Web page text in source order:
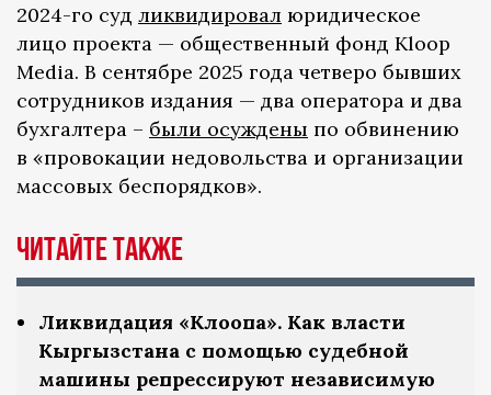
2024-го суд ликвидировал юридическое
лицо проекта — общественный фонд Kloop
Media. В сентябре 2025 года четверо бывших
сотрудников издания — два оператора и два
бухгалтера – были осуждены по обвинению
в «провокации недовольства и организации
массовых беспорядков».
Читайте также
Ликвидация «Клоопа». Как власти
Кыргызстана с помощью судебной
машины репрессируют независимую